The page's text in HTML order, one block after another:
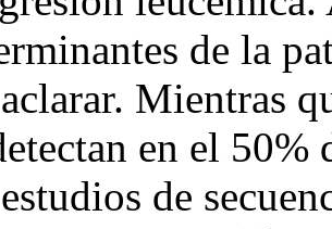
de la
Mientras
en el
de